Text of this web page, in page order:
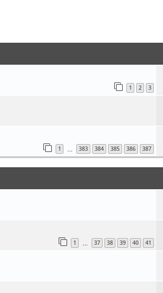
1 2 3
1 383 384 385 386 387
1 37 38 39 40 41